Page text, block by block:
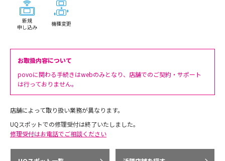
新規
申し込み
機種変更
お取扱内容について
povoに関わる手続きはwebのみとなり、店舗でのご契約・サポート
は行っておりません。
店舗によって取り扱い業務が異なります。
UQスポットでの修理受付は終了いたしました。
修理受付はお電話でご相談ください